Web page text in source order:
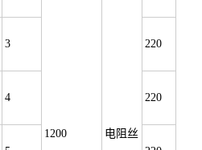
1200 电阻丝
3 220
4 220